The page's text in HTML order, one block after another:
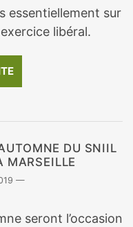
essentiellement sur
libéral.
DU SNIIL
MARSEILLE
seront l’occasion